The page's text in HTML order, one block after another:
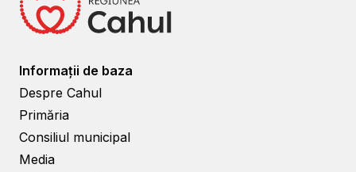
Informații de baza
Despre Cahul
Primăria
Consiliul municipal
Media